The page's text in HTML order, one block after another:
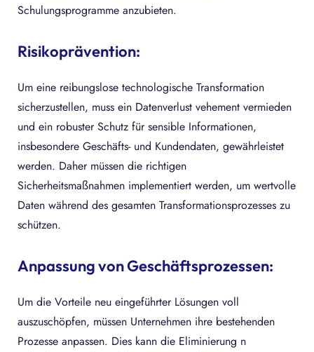
Schulungsprogramme anzubieten.
Risikoprävention:
Um eine reibungslose technologische Transformation
sicherzustellen, muss ein Datenverlust vehement vermieden
und ein robuster Schutz für sensible Informationen,
insbesondere Geschäfts- und Kundendaten, gewährleistet
werden. Daher müssen die richtigen
Sicherheitsmaßnahmen implementiert werden, um wertvolle
Daten während des gesamten Transformationsprozesses zu
schützen.
Anpassung von Geschäftsprozessen:
Um die Vorteile neu eingeführter Lösungen voll
auszuschöpfen, müssen Unternehmen ihre bestehenden
Prozesse anpassen. Dies kann die Eliminierung n